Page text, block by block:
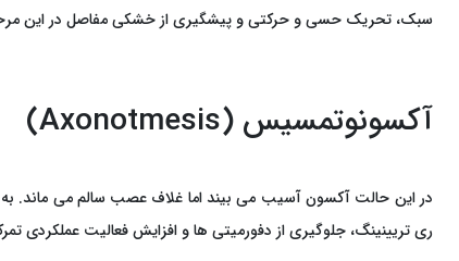
سبک، تحریک حسی و حرکتی و پیشگیری از خشکی مفاصل در این مرحله
آکسونوتمسیس (Axonotmesis)
در این حالت آکسون آسیب می ‌بیند اما غلاف عصب سالم می‌ ماند. به
ری ‌تریینینگ، جلوگیری از دفورمیتی ‌ها و افزایش فعالیت عملکردی